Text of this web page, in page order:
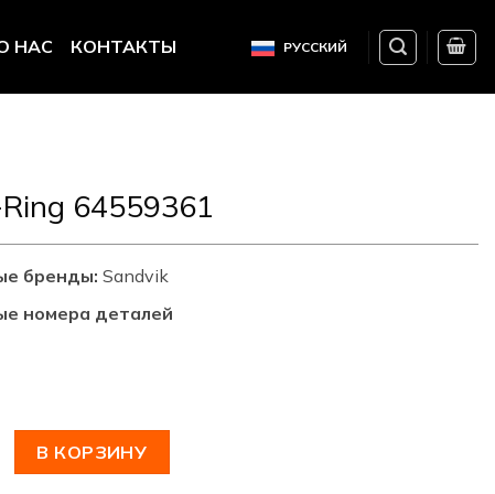
НАС КОНТАКТЫ РУССКИЙ
64559361
бренды: Sandvik
номера деталей
В КОРЗИНУ